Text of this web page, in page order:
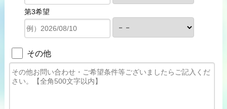
第3希望
その他